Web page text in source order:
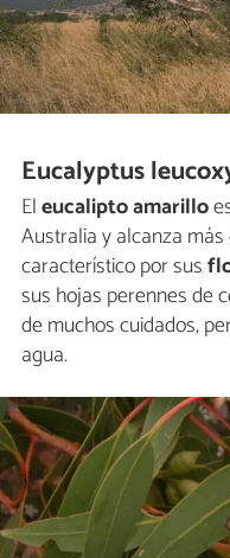
Eucalyptus
Eleucalipto amarillo
Australia y alcanza
característico por sus
sus hojas perennes de
de muchos cuidados,
agua.